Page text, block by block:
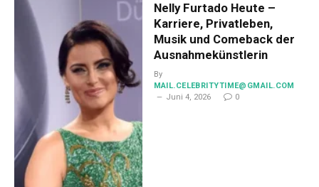
Nelly Furtado Heute –
Karriere, Privatleben,
Musik und Comeback der
Ausnahmekünstlerin
By
MAIL.CELEBRITYTIME@GMAIL.COM
Juni 4, 2026
0